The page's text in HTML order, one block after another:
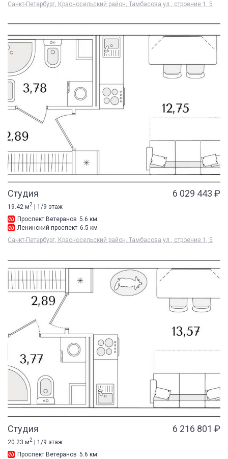
Санкт-Петербург, Красносельский район, Тамбасова ул., строение 1, 5
Студия 6 029 443 ₽
19.42 м2 | 1/9 этаж
Проспект Ветеранов 5.6 км
Ленинский проспект 6.5 км
Санкт-Петербург, Красносельский район, Тамбасова ул., строение 1, 5
Студия 6 216 801 ₽
20.23 м2
| 1/9 этаж
Проспект Ветеранов 5.6 км